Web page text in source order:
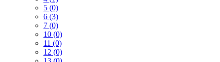
5 (0)
6 (3)
7 (0)
10 (0)
11 (0)
12 (0)